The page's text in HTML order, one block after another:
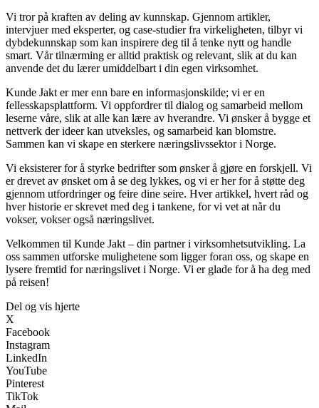
Vi tror på kraften av deling av kunnskap. Gjennom artikler,
intervjuer med eksperter, og case-studier fra virkeligheten, tilbyr vi
dybdekunnskap som kan inspirere deg til å tenke nytt og handle
smart. Vår tilnærming er alltid praktisk og relevant, slik at du kan
anvende det du lærer umiddelbart i din egen virksomhet.
Kunde Jakt er mer enn bare en informasjonskilde; vi er en
fellesskapsplattform. Vi oppfordrer til dialog og samarbeid mellom
leserne våre, slik at alle kan lære av hverandre. Vi ønsker å bygge et
nettverk der ideer kan utveksles, og samarbeid kan blomstre.
Sammen kan vi skape en sterkere næringslivssektor i Norge.
Vi eksisterer for å styrke bedrifter som ønsker å gjøre en forskjell. Vi
er drevet av ønsket om å se deg lykkes, og vi er her for å støtte deg
gjennom utfordringer og feire dine seire. Hver artikkel, hvert råd og
hver historie er skrevet med deg i tankene, for vi vet at når du
vokser, vokser også næringslivet.
Velkommen til Kunde Jakt – din partner i virksomhetsutvikling. La
oss sammen utforske mulighetene som ligger foran oss, og skape en
lysere fremtid for næringslivet i Norge. Vi er glade for å ha deg med
på reisen!
Del og vis hjerte
X
Facebook
Instagram
LinkedIn
YouTube
Pinterest
TikTok